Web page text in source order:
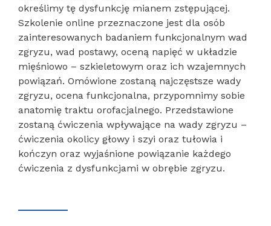
określimy tę dysfunkcję mianem zstępującej.
Szkolenie online przeznaczone jest dla osób
zainteresowanych badaniem funkcjonalnym wad
zgryzu, wad postawy, oceną napięć w układzie
mięśniowo – szkieletowym oraz ich wzajemnych
powiązań. Omówione zostaną najczęstsze wady
zgryzu, ocena funkcjonalna, przypomnimy sobie
anatomię traktu orofacjalnego. Przedstawione
zostaną ćwiczenia wpływające na wady zgryzu –
ćwiczenia okolicy głowy i szyi oraz tułowia i
kończyn oraz wyjaśnione powiązanie każdego
ćwiczenia z dysfunkcjami w obrębie zgryzu.